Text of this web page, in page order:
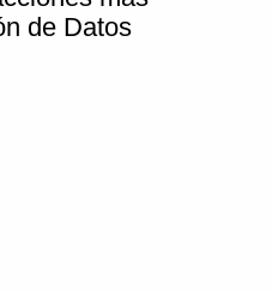
de Datos